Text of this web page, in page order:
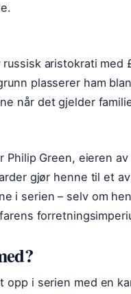
aristokrati med
plasserer ham
når det gjelder
Philip Green, eieren av
gjør henne til et
i serien – selv om
opp i serien med en